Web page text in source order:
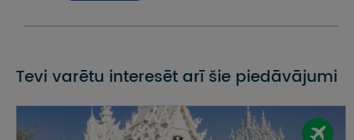
Tevi varētu interesēt arī šie piedāvājumi